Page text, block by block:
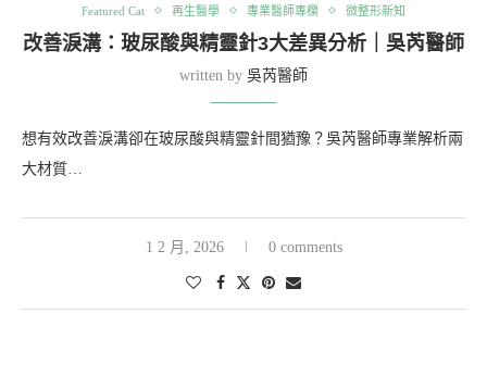
Featured Cat 再生醫學 專業醫師專欄 微整形新知
改善淚溝：玻尿酸與精靈針3大差異分析｜吳芮醫師
written by 吳芮醫師
想有效改善淚溝卻在玻尿酸與精靈針間猶豫？吳芮醫師專業解析兩
大材質…
1 2 月, 2026 0 comments